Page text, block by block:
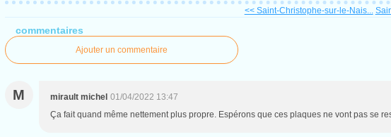
<< Saint-Christophe-sur-le-Nais...
commentaires
Ajouter un commentaire
M mirault michel 01/04/2022 13:47
Ça fait quand même nettement plus propre. Espérons que ces plaques ne vont pas se